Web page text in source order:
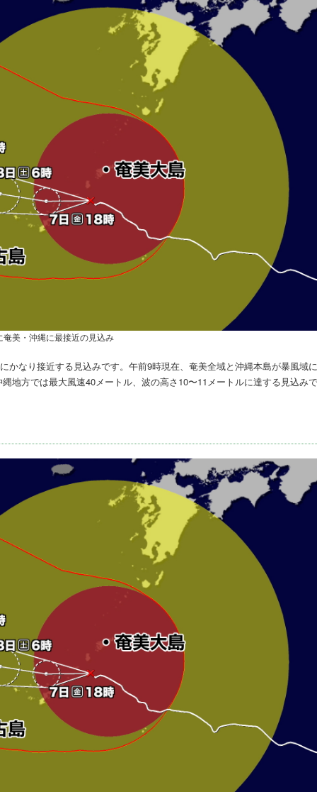
美・沖縄に最接近の見込み
かなり接近する見込みです。午前9時現在、奄美全域と沖縄本島が暴風域
地方では最大風速40メートル、波の高さ10〜11メートルに達する見込み